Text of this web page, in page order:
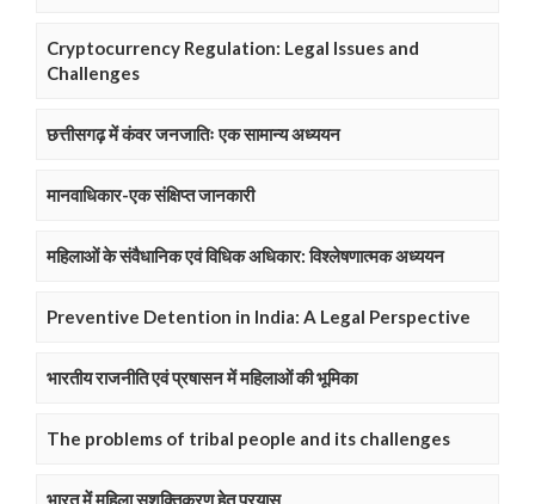
Cryptocurrency Regulation: Legal Issues and
Challenges
छत्तीसगढ़ में कंवर जनजातिः एक सामान्य अध्ययन
मानवाधिकार-एक संक्षिप्त जानकारी
महिलाओं के संवैधानिक एवं विधिक अधिकार: विश्लेषणात्मक अध्ययन
Preventive Detention in India: A Legal Perspective
भारतीय राजनीति एवं प्रषासन में महिलाओं की भूमिका
The problems of tribal people and its challenges
भारत में महिला सशक्तिकरण हेतु प्रयास